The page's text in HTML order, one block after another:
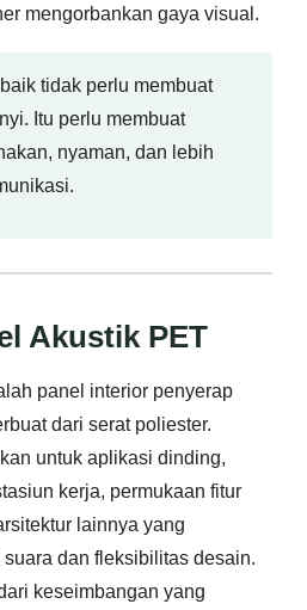
mengorbankan gaya visual.
tidak perlu membuat
Itu perlu membuat
nyaman, dan lebih
Akustik PET
panel interior penyerap
dari serat poliester.
untuk aplikasi dinding,
kerja, permukaan fitur
lainnya yang
dan fleksibilitas desain.
keseimbangan yang